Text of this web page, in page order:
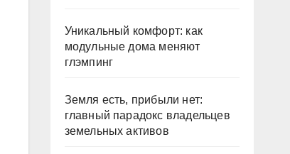
Уникальный комфорт: как
модульные дома меняют
глэмпинг
Земля есть, прибыли нет:
главный парадокс владельцев
земельных активов